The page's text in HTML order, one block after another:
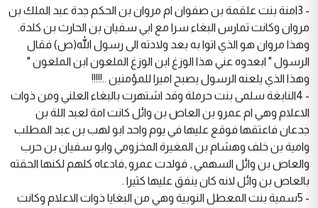
- 3امنة بنت علقمة بن صفوان ام مروان بن الحكم جدة عبد الملك بن
مروان وكانت تمارس البغاء سرا مع ابي سفيان بن الحارث بن كلدة.
وهذا مروان هو الذي اتوا به بعد ولادته الى رسول الله(ص) فقال
الرسول " ابعدوه عني هذا الوزغ ابن الوزغ الملعون ابن الملعون "
وهذا الذي يلعنه الرسول يصبح اميرا للمؤمنين ..!!!!!
- 4النابغة سلمى بنت حرملة وقد اشتهرت بالبغاء العلني ومن ذوات
الاعلام وهي ام عمرو بن العاص بن وائل كانت امة لعبد اللة بن
جدعان فاعتقها فوقع عليها في يوم واحد ابو لهب بن عبد المطلب
وامية بن خلف وهشام بن المغيرة المخزومي وابو سفيان بن حرب
والعاص بن وائل السهمي , فولدت عمرو ,فادعاه كلهم لكنها الحقته
بالعاص بن وائل لانه كان ينفق عليها كثيرا .
- 5سمية بنت المعطل النوبية وهي من البغايا ذوات الاعلام وكانت